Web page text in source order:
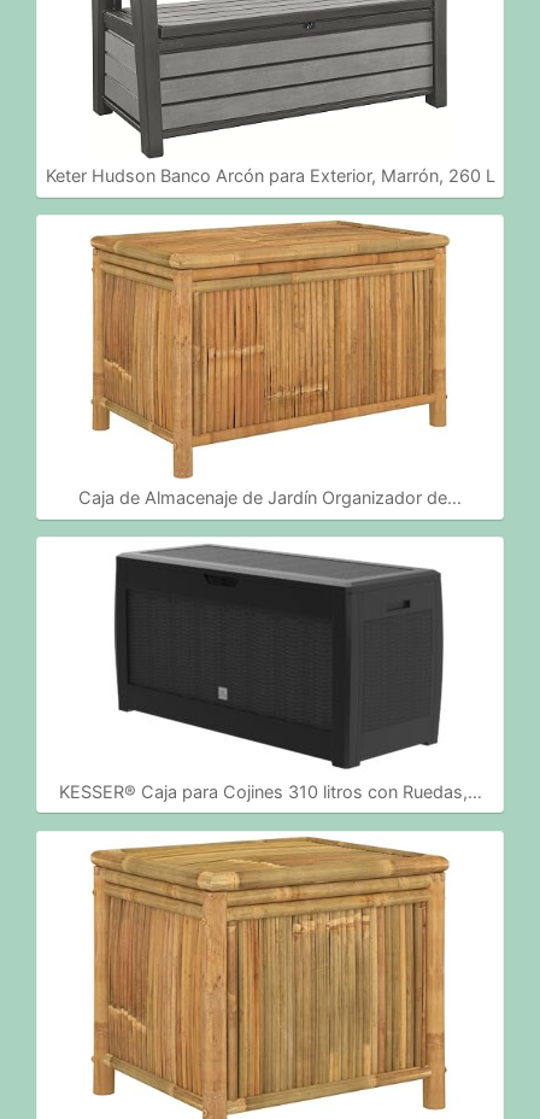
Keter Hudson Banco Arcón para Exterior, Marrón, 260 L
Caja de Almacenaje de Jardín Organizador de…
KESSER® Caja para Cojines 310 litros con Ruedas,…